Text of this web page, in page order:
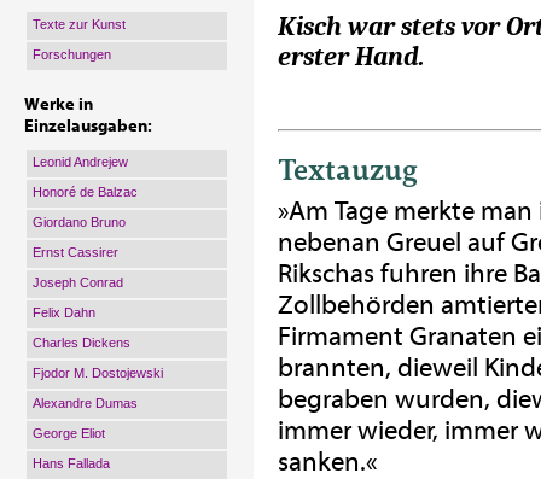
Texte zur Kunst
Forschungen
Werke in
Einzelausgaben:
Leonid Andrejew
Honoré de Balzac
Giordano Bruno
Ernst Cassirer
Joseph Conrad
Felix Dahn
Charles Dickens
Fjodor M. Dostojewski
Alexandre Dumas
George Eliot
Hans Fallada
Kisch war stets vor
erster Hand.
Textauzug
»Am Tage merkte
nebenan Greuel auf
Rikschas fuhren ihre
Zollbehörden
Firmament Granaten
brannten, dieweil
begraben wurden,
immer wieder, immer
sanken.«